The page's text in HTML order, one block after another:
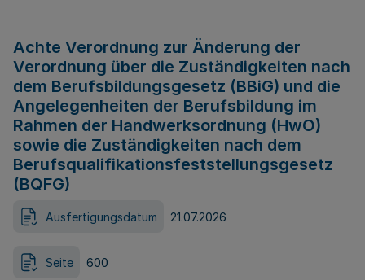
Achte Verordnung zur Änderung der
Verordnung über die Zuständigkeiten nach
dem Berufsbildungsgesetz (BBiG) und die
Angelegenheiten der Berufsbildung im
Rahmen der Handwerksordnung (HwO)
sowie die Zuständigkeiten nach dem
Berufsqualifikationsfeststellungsgesetz
(BQFG)
Ausfertigungsdatum 21.07.2026
Seite 600